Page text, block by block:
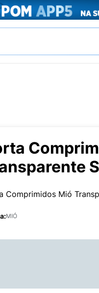
Comprimidos Mió
MIÓ